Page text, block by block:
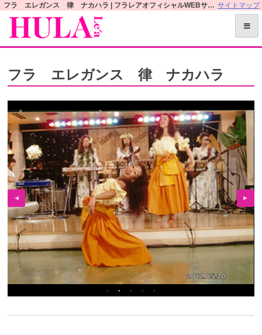
S
p
フラ エレガンス 律 ナカハラ | フラレアオフィシャルWEBサイト サイトマップ
フラ エレガンス 律 ナカハラ